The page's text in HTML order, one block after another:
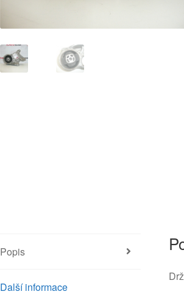
Popis
Další informace